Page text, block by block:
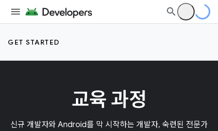
GET STARTED
교육 과정
신규 개발자와 Android를 막 시작하는 개발자, 숙련된 전문가